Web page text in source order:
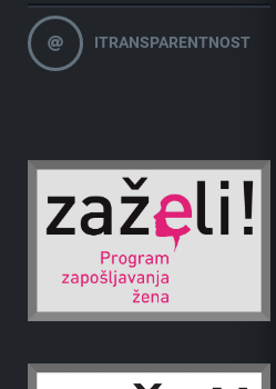
ITRANSPARENTNOST